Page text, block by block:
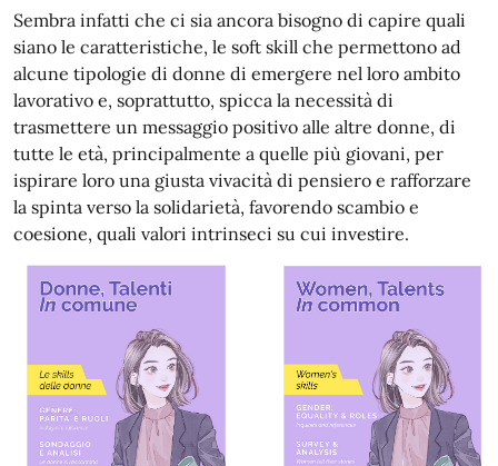
Sembra infatti che ci sia ancora bisogno di capire quali
siano le caratteristiche, le soft skill che permettono ad
alcune tipologie di donne di emergere nel loro ambito
lavorativo e, soprattutto, spicca la necessità di
trasmettere un messaggio positivo alle altre donne, di
tutte le età, principalmente a quelle più giovani, per
ispirare loro una giusta vivacità di pensiero e rafforzare
la spinta verso la solidarietà, favorendo scambio e
coesione, quali valori intrinseci su cui investire.